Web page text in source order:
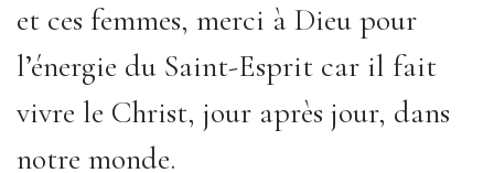
et ces femmes, merci à Dieu pour
l’énergie du Saint-Esprit car il fait
vivre le Christ, jour après jour, dans
notre monde.